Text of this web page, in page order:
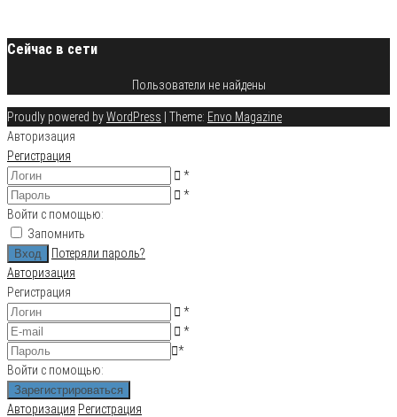
Сейчас в сети
Пользователи не найдены
Proudly powered byWordPress Theme: Envo Magazine
Авторизация
Регистрация
*
*
Войти с помощью:
Запомнить
Потеряли пароль?
Авторизация
Регистрация
*
*
*
Войти с помощью:
Авторизация Регистрация